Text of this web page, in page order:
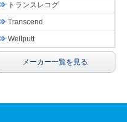
トランスレコグ
Transcend
Wellputt
メーカー一覧を見る